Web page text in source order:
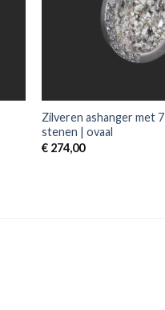
Zilveren ashanger met
stenen | ovaal
€ 274,00